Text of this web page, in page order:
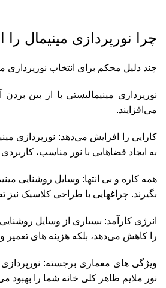
چرا نورپردازی مینیمال را
چند دلیل محکم برای انتخاب نورپردازی
نورپردازی مینیمالیستی با از بین
می‌افزایند.
کارایی را افزایش می‌دهد: نورپردازی
به ایجاد فضاهایی با نور مناسب،
همه کاره و بی انتها: وسایل روشنایی
بگیرند. چراغهایی با طراحی کلاسیک نیز
را کاهش می‌دهد، بلکه هزینه های تعمیر
ویژگی های معماری برجسته: نورپردازی
نور ملایم ظاهر کلی خانه شما را بهبود